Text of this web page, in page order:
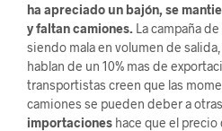
ha apreciado un bajón, se
y faltan camiones. La campaña
siendo mala en volumen de
hablan de un 10% mas de
transportistas creen que las
camiones se pueden deber a otras
importaciones hace que el